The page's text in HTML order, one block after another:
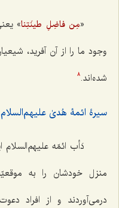
«مِن فاضِلِ طینَتِنا»
وجود ما را از آن‌ آفريد،
شده‌اند.8
سیرۀ ائمۀ هُدیٰ
دَأب ائمّه
منزل خودشان را به
درمى‌آوردند و از افراد